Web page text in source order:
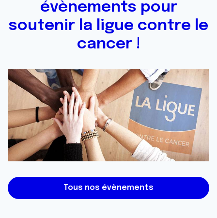
évènements pour
soutenir la ligue contre le
cancer !
Tous nos évènements